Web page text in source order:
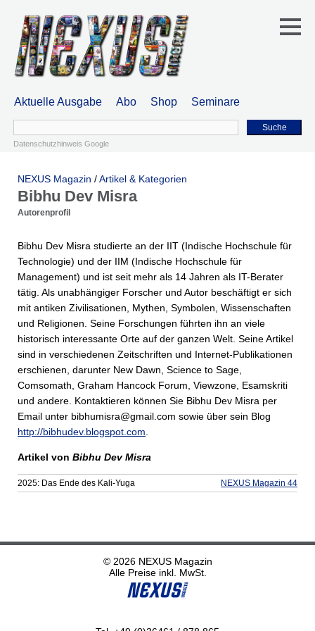
Aktuelle Ausgabe Abo Shop Seminare
Suche
Datenschutzhinweis Google
NEXUS Magazin /Artikel & Kategorien
Bibhu Dev Misra
Autorenprofil
Bibhu Dev Misra studierte an der IIT (Indische Hochschule für
Technologie) und der IIM (Indische Hochschule für
Management) und ist seit mehr als 14 Jahren als IT-Berater
tätig. Als unabhängiger Forscher und Autor beschäftigt er sich
mit antiken Zivilisationen, Mythen, Symbolen, Wissenschaften
und Religionen. Seine Forschungen führten ihn an viele
historisch interessante Orte auf der ganzen Welt. Seine Artikel
sind in verschiedenen Zeitschriften und Internet-Publikationen
erschienen, darunter New Dawn, Science to Sage,
Comsomath, Graham Hancock Forum, Viewzone, Esamskriti
und andere. Kontaktieren können Sie Bibhu Dev Misra per
Email unter bibhumisra@gmail.com sowie über sein Blog
http://bibhudev.blogspot.com
Artikel von Bibhu Dev Misra
2025: Das Ende des Kali-Yuga NEXUS Magazin 44
© 2026 NEXUS Magazin
Alle Preise inkl. MwSt.